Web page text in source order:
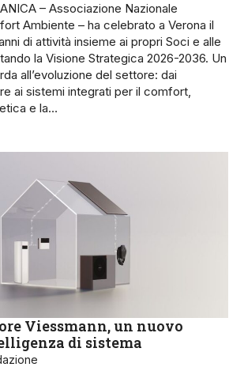
– Associazione Nazionale
Ambiente – ha celebrato a Verona il
di attività insieme ai propri Soci e alle
la Visione Strategica 2026-2036. Un
all’evoluzione del settore: dai
ai sistemi integrati per il comfort,
e la…
Viessmann, un nuovo
di sistema